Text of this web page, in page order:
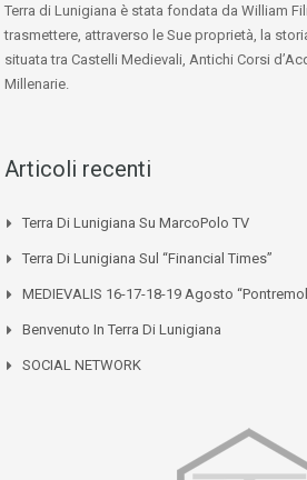
Terra di Lunigiana è stata fondata da William
trasmettere, attraverso le Sue proprietà, la
situata tra Castelli Medievali, Antichi Corsi
Millenarie.
Articoli recenti
Terra Di Lunigiana Su MarcoPolo TV
Terra Di Lunigiana Sul “Financial Times”
MEDIEVALIS 16-17-18-19 Agosto
Benvenuto In Terra Di Lunigiana
SOCIAL NETWORK